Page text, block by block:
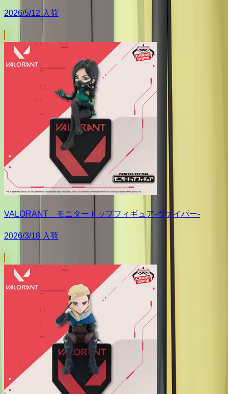
2026/5/12 入荷
VALORANT モニタートップフィギュア-ヴァイパー-
2026/3/18 入荷